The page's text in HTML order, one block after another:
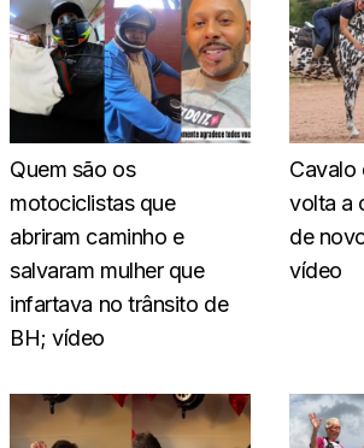
Quem são os
motociclistas que
abriram caminho e
salvaram mulher que
infartava no trânsito de
BH; vídeo
Cavalo
volta a
de
vídeo